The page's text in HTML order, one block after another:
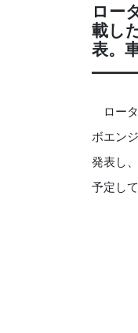
ロー
載し
表。
ロー
ボエン
発表し
予定して